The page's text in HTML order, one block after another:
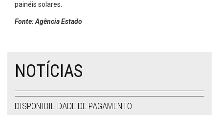
painéis solares.
Fonte: Agência Estado
NOTÍCIAS
DISPONIBILIDADE DE PAGAMENTO